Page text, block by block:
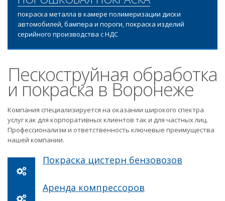
покраска металла в камере полимеризации диски
автомобилей, бампера и пороги, покраска изделий
серийного производства с НДС
Пескоструйная обработка
и покраска в Воронеже
Компания специализируется на оказании широкого спектра
услуг как для корпоративных клиентов так и для частных лиц.
Профессионализм и ответственность ключевые преимущества
нашей компании.
Покраска цистерн бензовозов
Аренда компрессоров